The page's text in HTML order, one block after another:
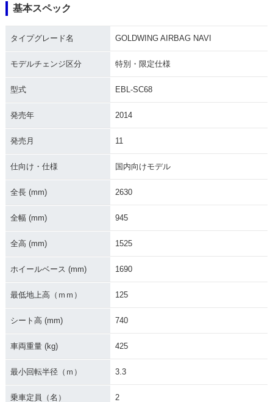
Tour Dual Clutch T
Tour Dual Clutch T
2021年 GOLDWING
ransmission・マイ
2021年 GOLDWING
mission・マイナー
2020年 GOLDWIN
2020年 GOLDWING
ransmission・マイ
ナーチェンジ
基本スペック
タイプグレード名 GOLDWING AIRBAG NAVI
モデルチェンジ区分 特別・限定仕様
型式 EBL-SC68
発売年 2014
発売月 11
仕向け・仕様 国内向けモデル
全長 (mm) 2630
全幅 (mm) 945
全高 (mm) 1525
ホイールベース (mm) 1690
最低地上高（ｍｍ） 125
シート高 (mm) 740
車両重量 (kg) 425
最小回転半径（ｍ） 3.3
乗車定員（名） 2